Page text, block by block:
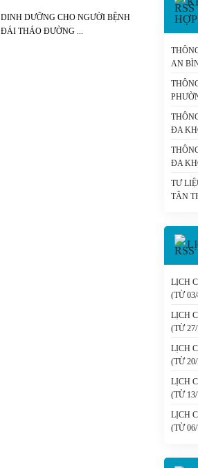
DINH DƯỠNG CHO NGƯỜI BỆNH
ĐÁI THÁO ĐƯỜNG
HỢP
AN
ĐA
HCM
ĐA
TƯ
TÂN
LỊCH
(TỪ
LỊCH
(TỪ
LỊCH
(TỪ
LỊCH
(TỪ
LỊCH
(TỪ